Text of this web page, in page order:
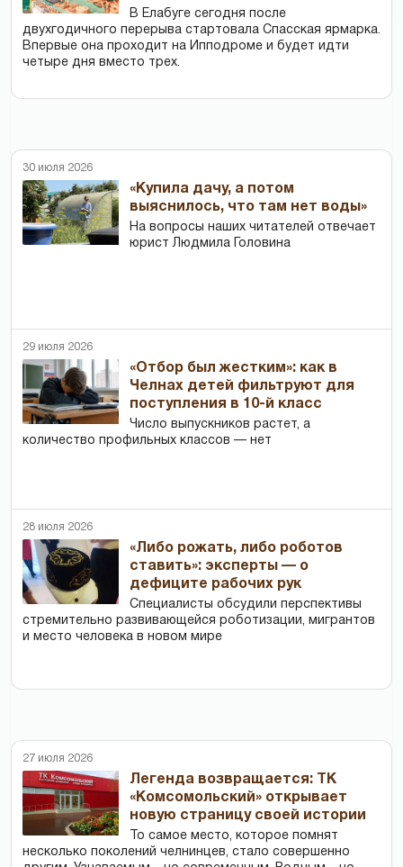
В Елабуге сегодня после
двухгодичного перерыва стартовала Спасская ярмарка.
Впервые она проходит на Ипподроме и будет идти
четыре дня вместо трех.
30 июля 2026
«Купила дачу, а потом
выяснилось, что там нет воды»
На вопросы наших читателей отвечает
юрист Людмила Головина
29 июля 2026
«Отбор был жестким»: как в
Челнах детей фильтруют для
поступления в 10-й класс
Число выпускников растет, а
количество профильных классов — нет
28 июля 2026
«Либо рожать, либо роботов
ставить»: эксперты — о
дефиците рабочих рук
Специалисты обсудили перспективы
стремительно развивающейся роботизации, мигрантов
и место человека в новом мире
27 июля 2026
Легенда возвращается: ТК
«Комсомольский» открывает
новую страницу своей истории
То самое место, которое помнят
несколько поколений челнинцев, стало совершенно